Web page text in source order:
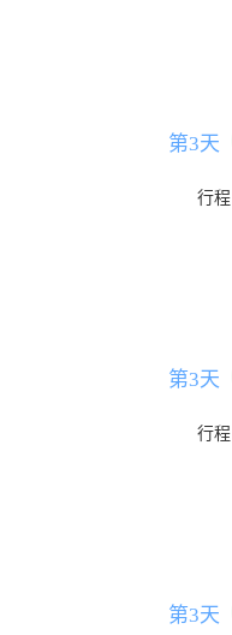
第3天
行程
第3天
行程
第3天